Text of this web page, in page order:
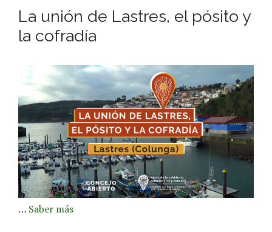
La unión de Lastres, el pósito y
la cofradía
… Saber más